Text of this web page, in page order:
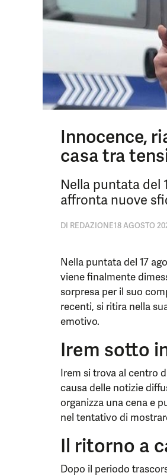
Innocence,
casa tra
Nella puntata del
affronta nuove
DI REDAZIONE18 AGOSTO
Nella puntata del 17
viene finalmente
sorpresa per il suo
recenti, si ritira nella
emotivo.
Irem sotto
Irem si trova al centro
causa delle notizie
organizza una cena e
nel tentativo di
Il ritorno a
Dopo il periodo